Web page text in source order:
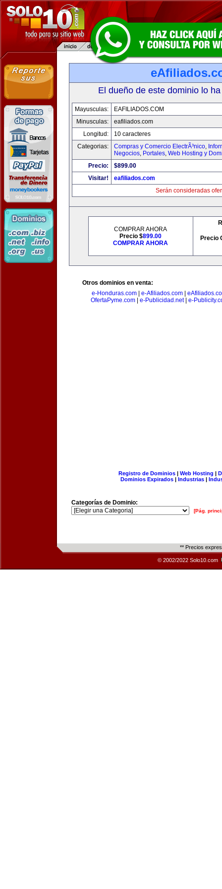
El dueño de este dominio lo
Mayusculas:
EAFILIADOS.COM
Minusculas:
eafiliados.com
Longitud:
10 caracteres
Categorias:
Compras y Comercio ElectrÃ³nico,
Negocios, Portales, Web Hosting y
Precio:
$899.00
Visitar!
eafiliados.com
Serán consideradas
COMPRAR AHORA
Precio $899.00
COMPRAR AHORA
Precio
Otros dominios en venta:
e-Honduras.com| e-Afiliados.com|
OfertaPyme.com| e-Publicidad.net| e-
Registro de Dominios| Web Hosting |
Dominios Expirados | Industrias |
Categorías de Dominio:
[Pág.
** Precios
© 2002/2022 Solo10.com